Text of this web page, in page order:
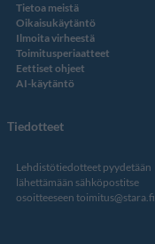
Tietoa meistä
Oikaisukäytäntö
Ilmoita virheestä
Toimitusperiaatteet
Eettiset ohjeet
AI-käytäntö
Tiedotteet
Lehdistötiedotteet pyydetään
lähettämään sähköpostitse
osoitteeseen toimitus@stara.fi